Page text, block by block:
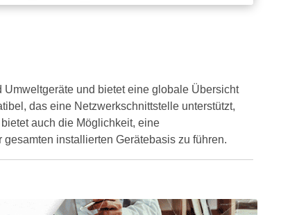
und bietet eine globale Übersicht
das eine Netzwerkschnittstelle unterstützt,
auch die Möglichkeit, eine
installierten Gerätebasis zu führen.